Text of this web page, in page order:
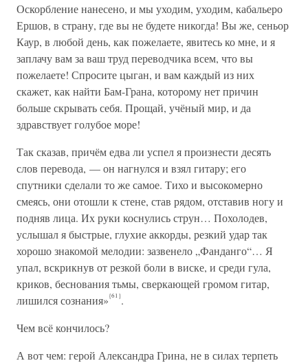
Оскорбление нанесено, и мы уходим, уходим, кабальеро
Ершов, в страну, где вы не будете никогда! Вы же, сеньор
Каур, в любой день, как пожелаете, явитесь ко мне, и я
заплачу вам за ваш труд переводчика всем, что вы
пожелаете! Спросите цыган, и вам каждый из них
скажет, как найти Бам-Грана, которому нет причин
больше скрывать себя. Прощай, учёный мир, и да
здравствует голубое море!
Так сказав, причём едва ли успел я произнести десять
слов перевода, — он нагнулся и взял гитару; его
спутники сделали то же самое. Тихо и высокомерно
смеясь, они отошли к стене, став рядом, отставив ногу и
подняв лица. Их руки коснулись струн… Похолодев,
услышал я быстрые, глухие аккорды, резкий удар так
хорошо знакомой мелодии: зазвенело „Фанданго“… Я
упал, вскрикнув от резкой боли в виске, и среди гула,
криков, беснования тьмы, сверкающей громом гитар,
лишился сознания»{61}.
Чем всё кончилось?
А вот чем: герой Александра Грина, не в силах терпеть